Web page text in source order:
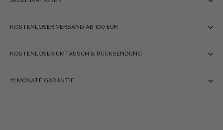
KOSTENLOSER VERSAND AB 100 EUR
KOSTENLOSER UMTAUSCH & RÜCKSENDUNG
12 MONATE GARANTIE